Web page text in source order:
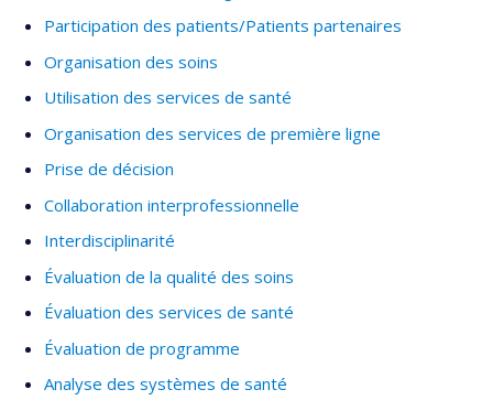
la fibre anthropologique de Mathieu l’amena à joindre
l’Observatoire des réalités autochtones urbaines du
Regroupement des centres d'amitié autochtones du Québec. Il y
mène notamment des travaux de recherche portant sur les
centres urbains du Québec.
Participation des patients/Patients partenaires
Organisation des soins
Utilisation des services de santé
Organisation des services de première ligne
Prise de décision
Collaboration interprofessionnelle
Interdisciplinarité
Évaluation de la qualité des soins
Évaluation des services de santé
Évaluation de programme
Analyse des systèmes de santé